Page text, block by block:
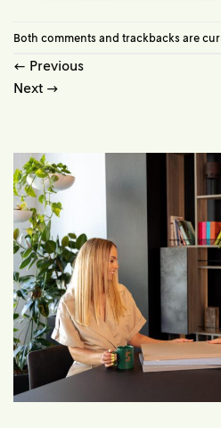
Both comments and trackbacks are
← Previous
Next →